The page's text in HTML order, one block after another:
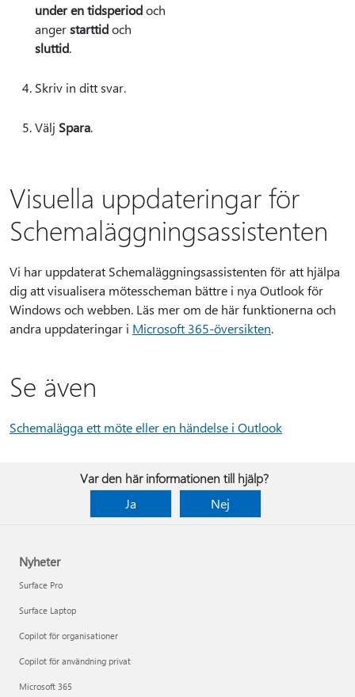
under en tidsperiodoch
angerstarttidoch
sluttid.
Skriv in ditt svar.
Välj Spara.
Visuella uppdateringar för
Schemaläggningsassistenten
Vi har uppdaterat Schemaläggningsassistenten för att hjälpa
dig att visualisera mötesscheman bättre i nya Outlook för
Windows och webben. Läs mer om de här funktionerna och
andra uppdateringar i Microsoft 365-översikten.
Se även
Schemalägga ett möte eller en händelse i Outlook
Var den här informationen till hjälp?
Ja
Nej
Nyheter
Surface Pro
Surface Laptop
Copilot för organisationer
Copilot för användning privat
Microsoft 365